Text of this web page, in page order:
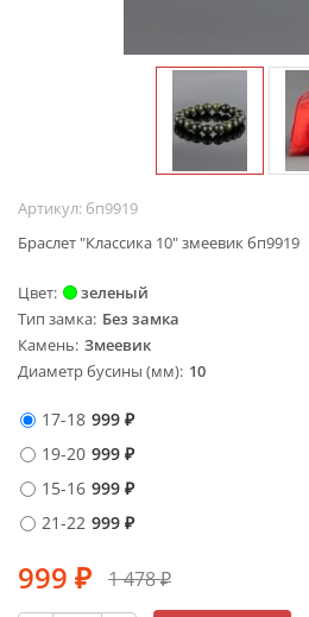
Артикул: бп9919
Браслет "Классика 10" змеевик бп9919
Цвет
зеленый
Тип замка Без замка
Камень Змеевик
Диаметр бусины (мм) 10
17-18 999 ₽
19-20 999 ₽
15-16 999 ₽
21-22 999 ₽
999 ₽ 1 478₽